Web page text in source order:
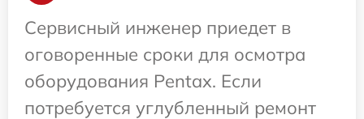
Сервисный инженер приедет в
оговоренные сроки для осмотра
оборудования Pentax. Если
потребуется углубленный ремонт